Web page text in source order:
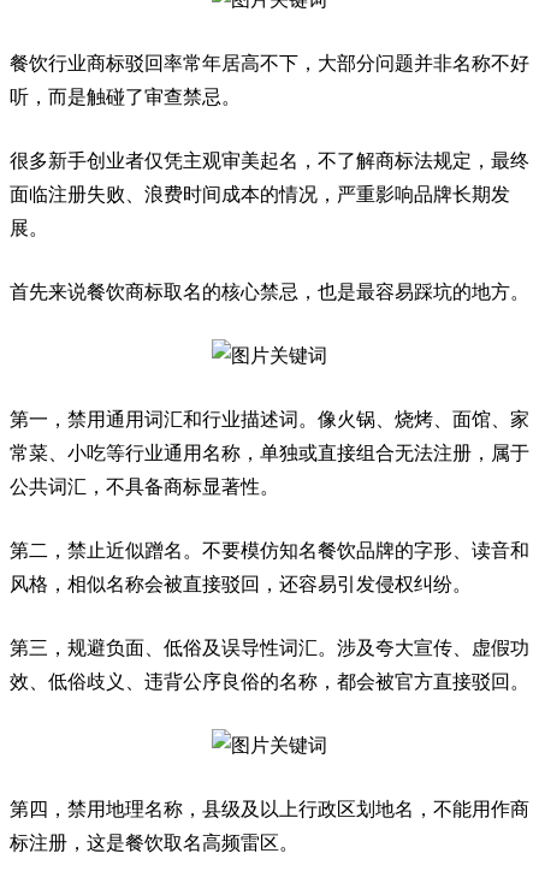
餐饮行业商标驳回率常年居高不下，大部分问题并非名称不好
听，而是触碰了审查禁忌。
很多新手创业者仅凭主观审美起名，不了解商标法规定，最终
面临注册失败、浪费时间成本的情况，严重影响品牌长期发
展。
首先来说餐饮商标取名的核心禁忌，也是最容易踩坑的地方。
第一，禁用通用词汇和行业描述词。像火锅、烧烤、面馆、家
常菜、小吃等行业通用名称，单独或直接组合无法注册，属于
公共词汇，不具备商标显著性。
第二，禁止近似蹭名。不要模仿知名餐饮品牌的字形、读音和
风格，相似名称会被直接驳回，还容易引发侵权纠纷。
第三，规避负面、低俗及误导性词汇。涉及夸大宣传、虚假功
效、低俗歧义、违背公序良俗的名称，都会被官方直接驳回。
第四，禁用地理名称，县级及以上行政区划地名，不能用作商
标注册，这是餐饮取名高频雷区。